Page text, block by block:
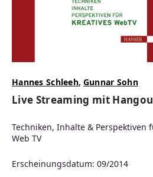
Hannes Schleeh, Gunnar Sohn
Live Streaming mit
Techniken, Inhalte & Perspektiven
Web TV
Erscheinungsdatum: 09/2014